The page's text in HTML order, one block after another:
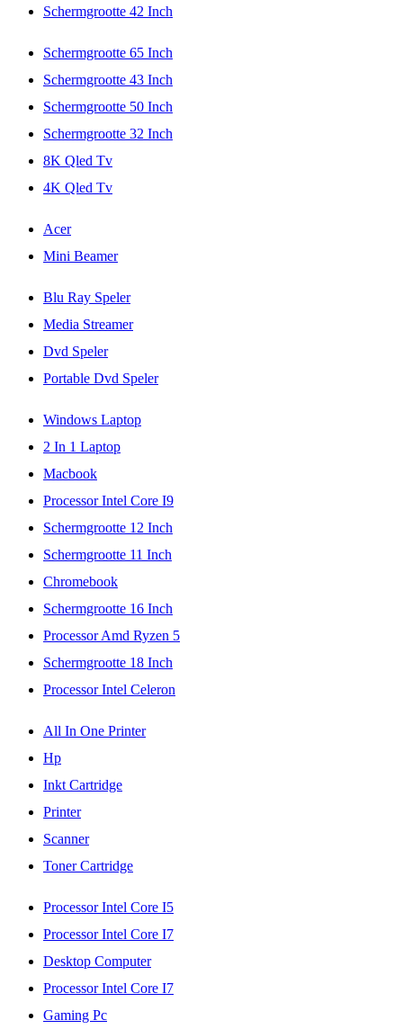
Schermgrootte 42 Inch
Schermgrootte 65 Inch
Schermgrootte 43 Inch
Schermgrootte 50 Inch
Schermgrootte 32 Inch
8K Qled Tv
4K Qled Tv
Acer
Mini Beamer
Blu Ray Speler
Media Streamer
Dvd Speler
Portable Dvd Speler
Windows Laptop
2 In 1 Laptop
Macbook
Processor Intel Core I9
Schermgrootte 12 Inch
Schermgrootte 11 Inch
Chromebook
Schermgrootte 16 Inch
Processor Amd Ryzen 5
Schermgrootte 18 Inch
Processor Intel Celeron
All In One Printer
Hp
Inkt Cartridge
Printer
Scanner
Toner Cartridge
Processor Intel Core I5
Processor Intel Core I7
Desktop Computer
Processor Intel Core I7
Gaming Pc